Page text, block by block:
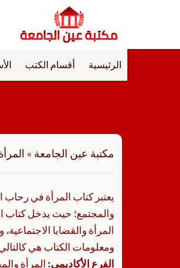
الرئيسية أقسام الكتب
مكتبة عين الجامعة »
يعتبر كتاب المرأة في رحاب
والمجتمع؛ حيث يدخل
المرأة والقضايا
ومعلومات الكتاب هي
الفرع الأكاديمي: المرأة